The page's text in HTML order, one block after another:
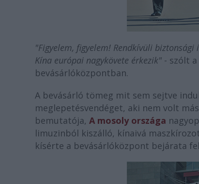
"Figyelem, figyelem! Rendkívüli biztonsági
Kína európai nagykövete érkezik" - szólt
bevásárlóközpontban.
A bevásárló tömeg mit sem sejtve
meglepetésvendéget, aki nem volt
bemutatója, A mosoly országa
limuzinból kiszálló, kínaivá
kísérte a bevásárlóközpont bejárata